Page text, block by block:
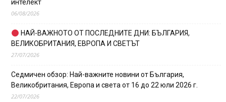
интелект
06/08/2026
НАЙ-ВАЖНОТО ОТ ПОСЛЕДНИТЕ ДНИ: БЪЛГАРИЯ,
ВЕЛИКОБРИТАНИЯ, ЕВРОПА И СВЕТЪТ
27/07/2026
Седмичен обзор: Най-важните новини от България,
Великобритания, Европа и света от 16 до 22 юли 2026 г.
22/07/2026